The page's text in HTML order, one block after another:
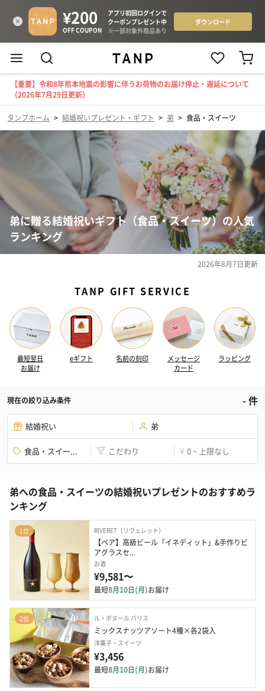
【重要】令和8年熊本地震の影響に伴うお荷物のお届け停止・遅延について
（2026年7月29日更新）
タンプホーム > 結婚祝いプレゼント・ギフト > 弟 > 食品・スイーツ
弟に贈る結婚祝いギフト（食品・スイーツ）の人気
ランキング
2026年8月7日更新
TANP GIFT SERVICE
最短翌日
お届け
eギフト 名前の刻印
メッセージ
カード
ラッピング
現在の絞り込み条件 -件
結婚祝い 弟
食品・スイー... こだわり ¥ 0 ~ 上限なし
弟への食品・スイーツの結婚祝いプレゼントのおすすめラ
ンキング
1位 RIVERET（リヴェレット）
【ペア】高級ビール「イネディット」&手作りビ
アグラスセ...
お酒
¥9,581〜
最短8月10日(月)お届け
2位 ル・ボヌール パリス
ミックスナッツアソート4種×各2袋入
洋菓子・スイーツ
¥3,456
最短8月10日(月)お届け